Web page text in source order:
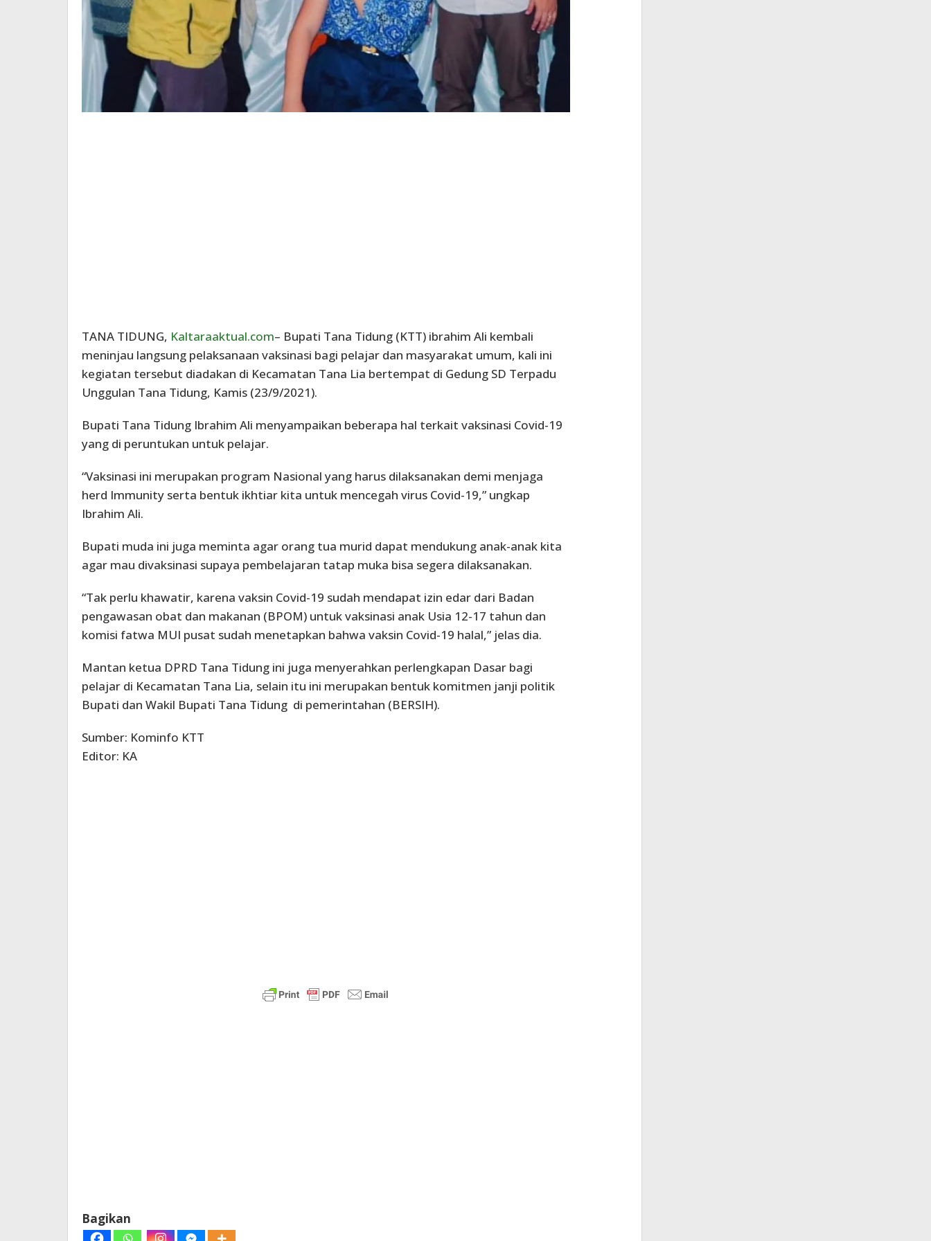
TANA TIDUNG, Kaltaraaktual.com– Bupati Tana Tidung (KTT) ibrahim Ali kembali
meninjau langsung pelaksanaan vaksinasi bagi pelajar dan masyarakat umum, kali ini
kegiatan tersebut diadakan di Kecamatan Tana Lia bertempat di Gedung SD Terpadu
Unggulan Tana Tidung, Kamis (23/9/2021).
Bupati Tana Tidung Ibrahim Ali menyampaikan beberapa hal terkait vaksinasi Covid-19
yang di peruntukan untuk pelajar.
“Vaksinasi ini merupakan program Nasional yang harus dilaksanakan demi menjaga
herd Immunity serta bentuk ikhtiar kita untuk mencegah virus Covid-19,” ungkap
Ibrahim Ali.
Bupati muda ini juga meminta agar orang tua murid dapat mendukung anak-anak kita
agar mau divaksinasi supaya pembelajaran tatap muka bisa segera dilaksanakan.
“Tak perlu khawatir, karena vaksin Covid-19 sudah mendapat izin edar dari Badan
pengawasan obat dan makanan (BPOM) untuk vaksinasi anak Usia 12-17 tahun dan
komisi fatwa MUI pusat sudah menetapkan bahwa vaksin Covid-19 halal,” jelas dia.
Mantan ketua DPRD Tana Tidung ini juga menyerahkan perlengkapan Dasar bagi
pelajar di Kecamatan Tana Lia, selain itu ini merupakan bentuk komitmen janji politik
Bupati dan Wakil Bupati Tana Tidung di pemerintahan (BERSIH).
Sumber: Kominfo KTT
Editor: KA
Bagikan